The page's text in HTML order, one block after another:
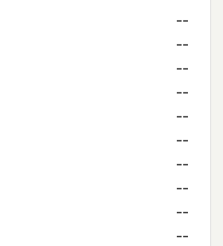
--
--
--
--
--
--
--
--
--
--